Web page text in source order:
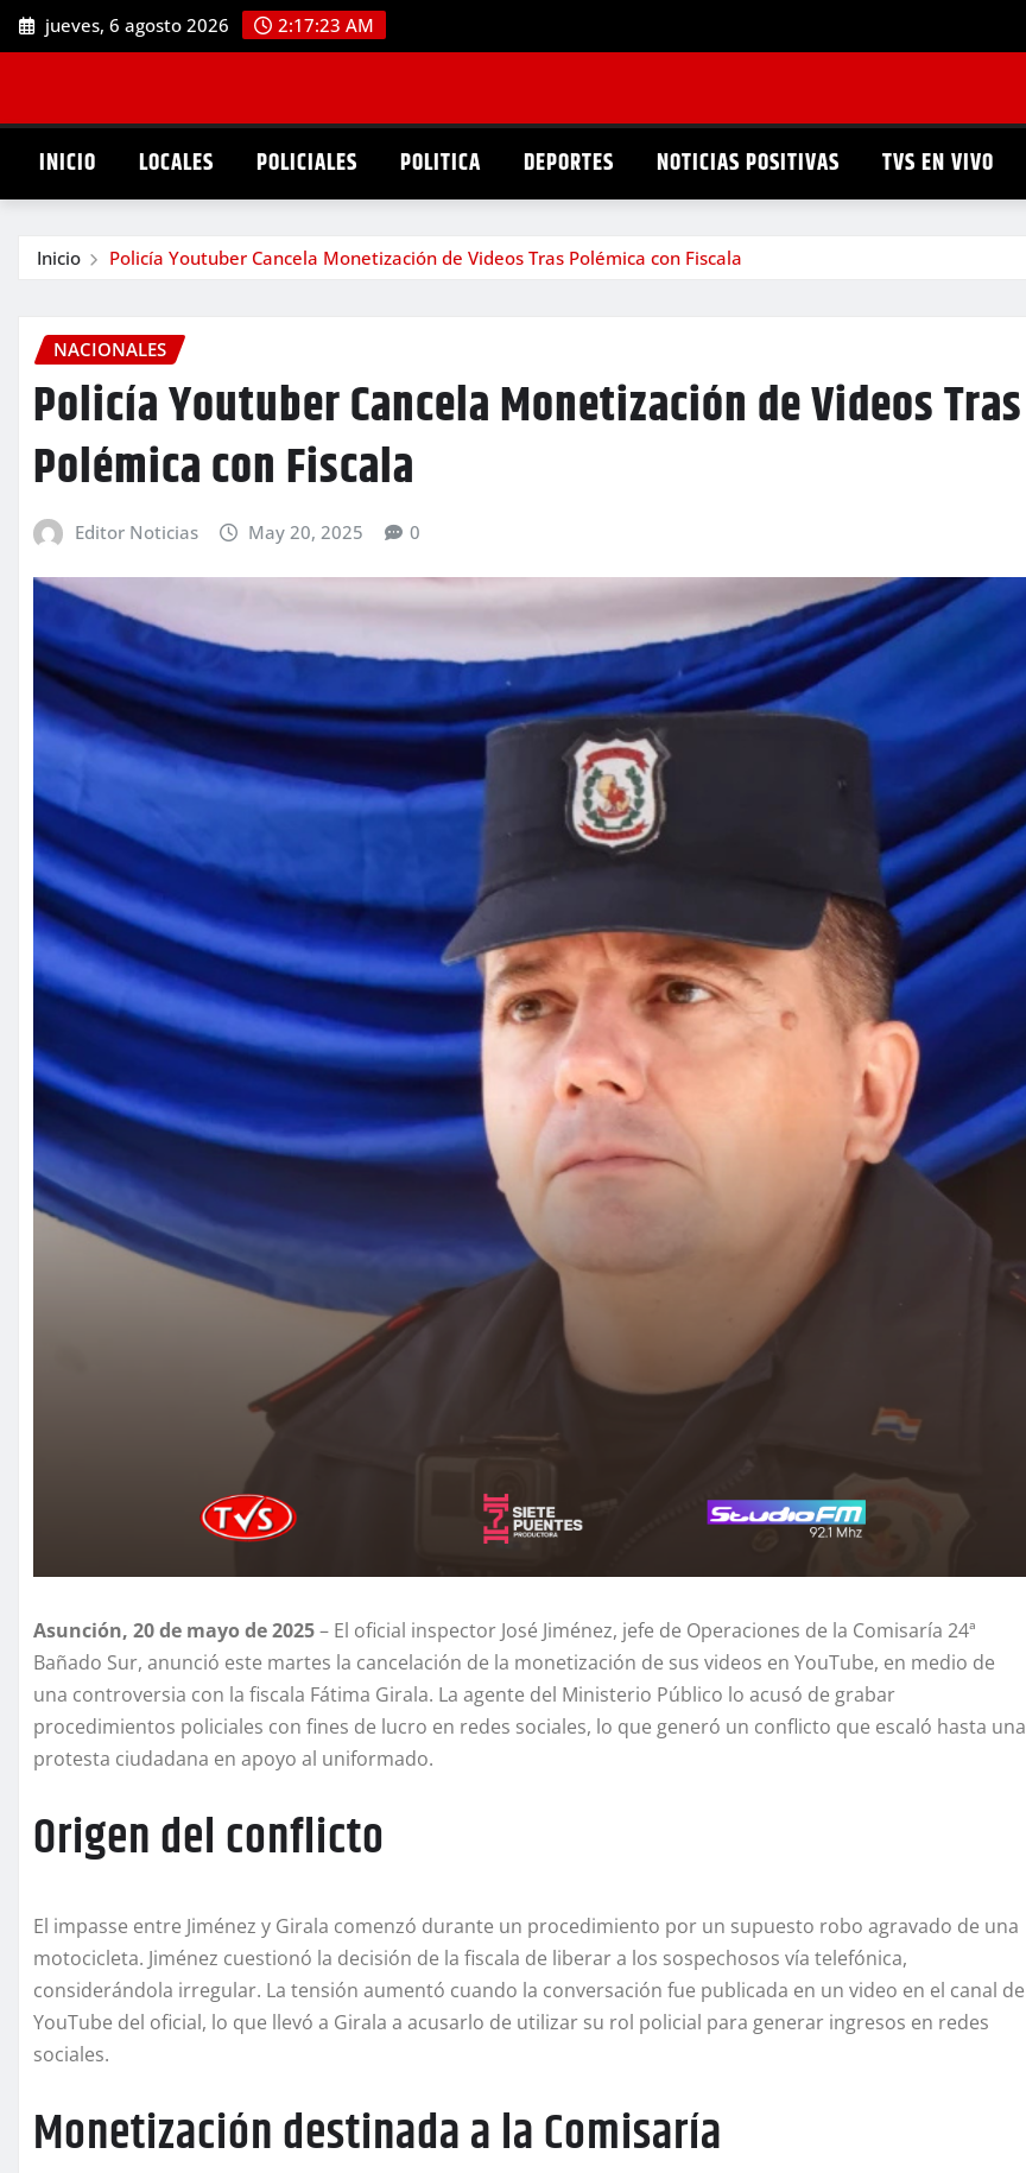
Saltar
al
jueves, 6 agosto 2026 2:17:25 AM
INICIO LOCALES POLICIALES POLITICA DEPORTES NOTICIAS POSITIVAS TVS EN VIVO
Inicio Policía Youtuber Cancela Monetización de Videos Tras Polémica con Fiscala
NACIONALES
Policía Youtuber Cancela Monetización de Videos Tras
Polémica con Fiscala
Editor Noticias May 20, 2025 0
Asunción, 20 de mayo de 2025– El oficial inspector José Jiménez, jefe de Operaciones de la Comisaría 24ª
Bañado Sur, anunció este martes la cancelación de la monetización de sus videos en YouTube, en medio de
una controversia con la fiscala Fátima Girala. La agente del Ministerio Público lo acusó de grabar
procedimientos policiales con fines de lucro en redes sociales, lo que generó un conflicto que escaló hasta una
protesta ciudadana en apoyo al uniformado.
Origen del conflicto
El impasse entre Jiménez y Girala comenzó durante un procedimiento por un supuesto robo agravado de una
motocicleta. Jiménez cuestionó la decisión de la fiscala de liberar a los sospechosos vía telefónica,
considerándola irregular. La tensión aumentó cuando la conversación fue publicada en un video en el canal de
YouTube del oficial, lo que llevó a Girala a acusarlo de utilizar su rol policial para generar ingresos en redes
sociales.
Monetización destinada a la Comisaría